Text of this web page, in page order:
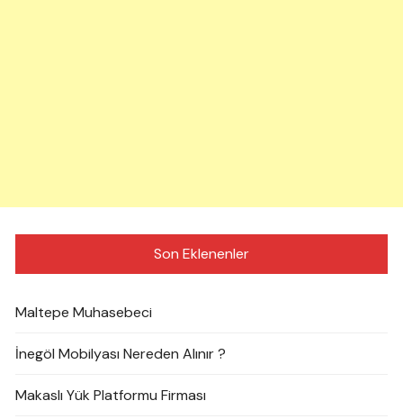
Son Eklenenler
Maltepe Muhasebeci
İnegöl Mobilyası Nereden Alınır ?
Makaslı Yük Platformu Firması